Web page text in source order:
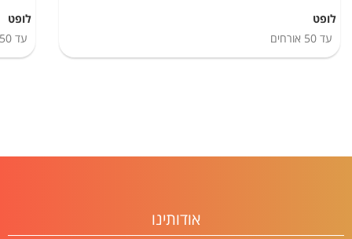
לופט
עד 50 אורחים
לופט
עד 50
אודותינו